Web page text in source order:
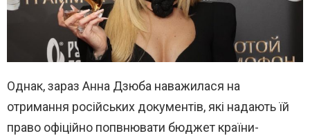
Однак, зараз Анна Дзюба наважилася на
отримання російських документів, які надають їй
право офіційно попвнювати бюджет країни-